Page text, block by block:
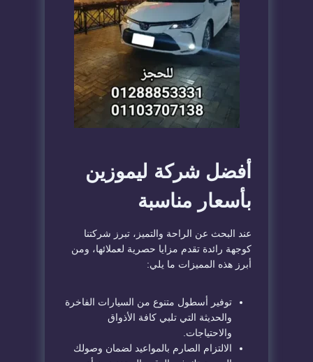
أفضل شركة ليموزين
بأسعار مناسبة
عند البحث عن الراحة والتميز، تبرز شركتنا
كوجهة رائدة تقدم مزايا حصرية لعملائها، ومن
أبرز هذه المميزات ما يلي:
توفير أسطول متنوع من السيارات الفاخرة
والحديثة التي تلبي كافة الأذواق
والاحتياجات.
الالتزام الصارم بالمواعيد لضمان وصولك